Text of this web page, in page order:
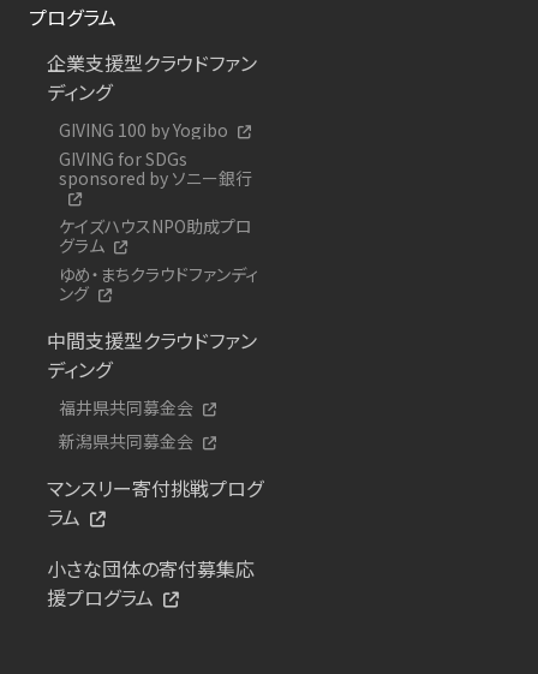
プログラム
企業支援型クラウドファン
ディング
GIVING 100 by Yogibo
GIVING for SDGs
sponsored by ソニー銀行
ケイズハウスNPO助成プロ
グラム
ゆめ・まちクラウドファンディ
ング
中間支援型クラウドファン
ディング
福井県共同募金会
新潟県共同募金会
マンスリー寄付挑戦プログ
ラム
小さな団体の寄付募集応
援プログラム